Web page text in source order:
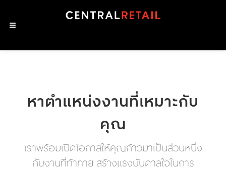
หาตำแหน่งงานที่เหมาะกับ
คุณ
เราพร้อมเปิดโอกาสให้คุณก้าวมาเป็นส่วนหนึ่ง
กับงานที่ท้าทาย สร้างแรงบันดาลใจในการ